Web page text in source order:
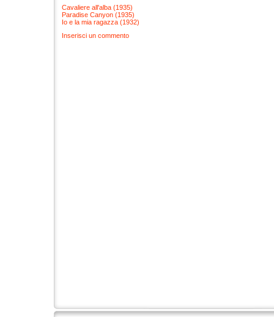
Cavaliere all'alba (1935)
Paradise Canyon (1935)
Io e la mia ragazza (1932)
Inserisci un commento